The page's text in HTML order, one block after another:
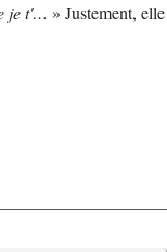
je t'… » Justement, elle